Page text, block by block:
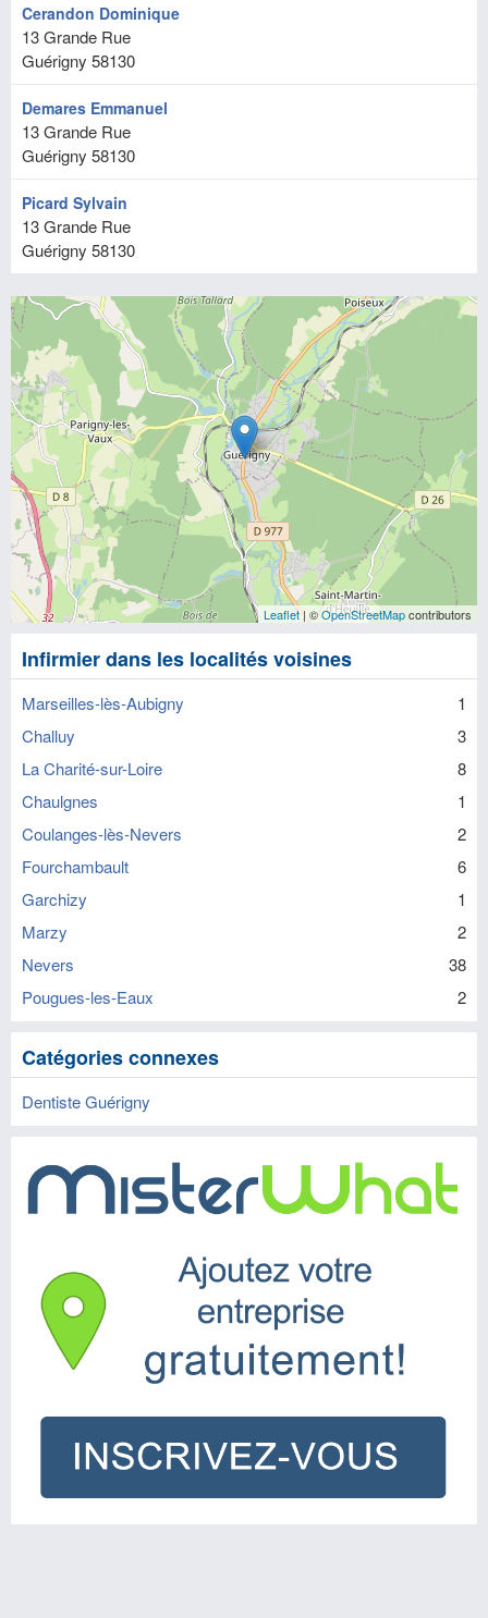
Cerandon Dominique
13 Grande Rue
Guérigny 58130
Demares Emmanuel
13 Grande Rue
Guérigny 58130
Picard Sylvain
13 Grande Rue
Guérigny 58130
Leaflet| ©OpenStreetMapcontributors
Infirmier dans les localités voisines
Marseilles-lès-Aubigny
1
Challuy
3
La Charité-sur-Loire
8
Chaulgnes
1
Coulanges-lès-Nevers
2
Fourchambault
6
Garchizy
1
Marzy
2
Nevers
38
Pougues-les-Eaux
2
Catégories connexes
Dentiste Guérigny